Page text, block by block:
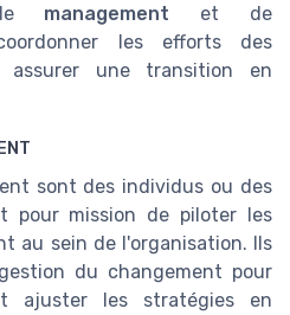
management et de
les efforts des
assurer une transition en
sont des individus ou des
pour mission de piloter les
au sein de l'organisation. Ils
du changement pour
ajuster les stratégies en